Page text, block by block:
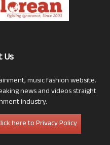
Us
music fashion website.
news and videos straight
industry.
here to Privacy Policy